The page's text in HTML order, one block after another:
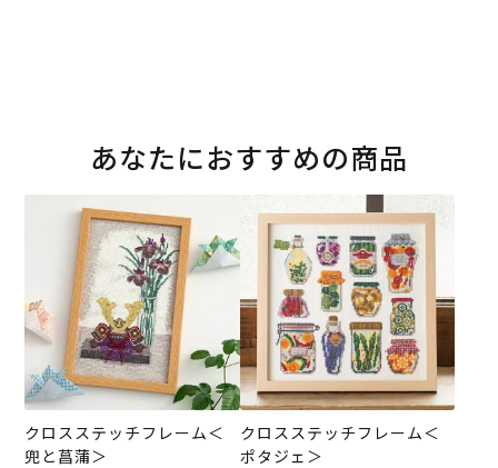
あなたにおすすめの商品
クロスステッチフレーム＜
兜と菖蒲＞
クロスステッチフレーム＜
ポタジェ＞